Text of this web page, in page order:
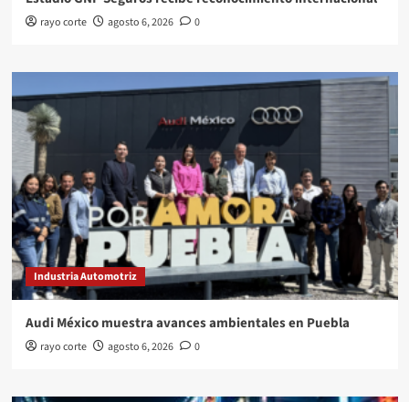
rayo corte agosto 6, 2026 0
Industria Automotriz
Audi México muestra avances ambientales en Puebla
rayo corte agosto 6, 2026 0